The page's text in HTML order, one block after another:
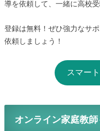
導を依頼して、一緒に高校
登録は無料！ぜひ強力なサ
依頼しましょう！
スマー
オンライン家庭教